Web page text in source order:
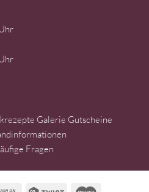
Galerie Gutscheine
Fragen